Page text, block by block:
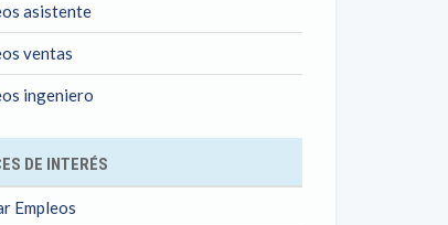
asistente
ventas
ingeniero
DE INTERÉS
Empleos